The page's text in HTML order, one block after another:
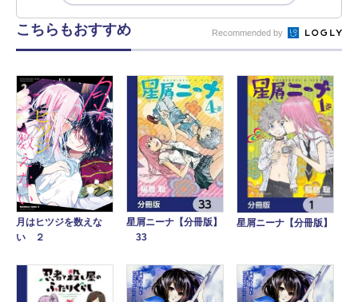
こちらもおすすめ Recommended by
月はヒツジを数えな
い ２
星屑ニーナ【分冊版】
33
星屑ニーナ【分冊版】